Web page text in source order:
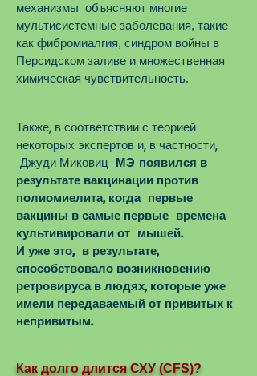
механизмы объясняют многие
мультисистемные заболевания, такие
как фибромиалгия, синдром войны в
Персидском заливе и множественная
химическая чувствительность.
Также, в соответствии с теорией
некоторых экспертов и, в частности,
Джуди Миковиц МЭ появился в
результате вакцинации против
полиомиелита, когда первые
вакцины в самые первые времена
культивировали от мышей.
И уже это, в результате,
способствовало возникновению
ретровируса в людях, которые уже
имели передаваемый от привитых к
непривитым.
Как долго длится СХУ (CFS)?